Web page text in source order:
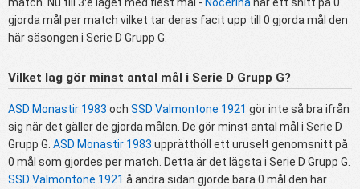
gjorda mål per match vilket tar deras facit upp till 0 gjorda mål den
här säsongen i Serie D Grupp G.
Vilket lag gör minst antal mål i Serie D Grupp G?
ASD Monastir 1983 och SSD Valmontone 1921 gör inte så bra ifrån
sig när det gäller de gjorda målen. De gör minst antal mål i Serie D
Grupp G. ASD Monastir 1983 upprätthöll ett uruselt genomsnitt på
0 mål som gjordes per match. Detta är det lägsta i Serie D Grupp G.
SSD Valmontone 1921 å andra sidan gjorde bara 0 mål den här